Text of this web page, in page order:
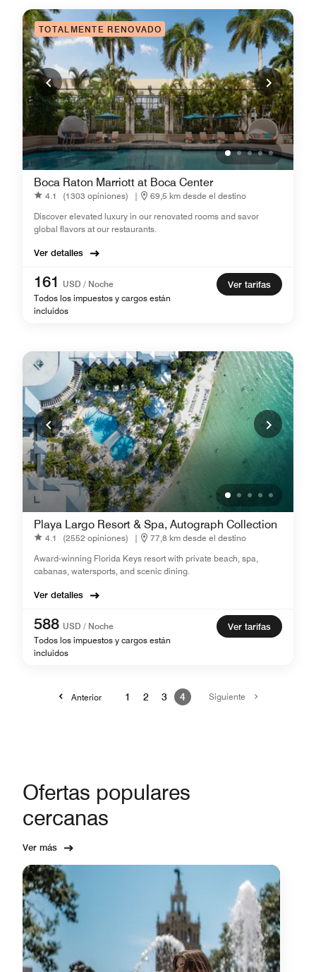
TOTALMENTE RENOVADO
Boca Raton Marriott at Boca Center
4.1 (1303 opiniones) |
69,5 km desde el destino
Discover elevated luxury in our renovated rooms and savor
global flavors at our restaurants.
Ver detalles
161
USD / Noche
Todos los impuestos y cargos están
incluidos
Ver tarifas
Playa Largo Resort & Spa, Autograph Collection
4.1 (2552 opiniones) |
77,8 km desde el destino
Award-winning Florida Keys resort with private beach, spa,
cabanas, watersports, and scenic dining.
Ver detalles
588 USD / Noche
Todos los impuestos y cargos están
incluidos
Ver tarifas
Anterior 1 2 3 4 Siguiente
Ofertas populares
cercanas
Ver más